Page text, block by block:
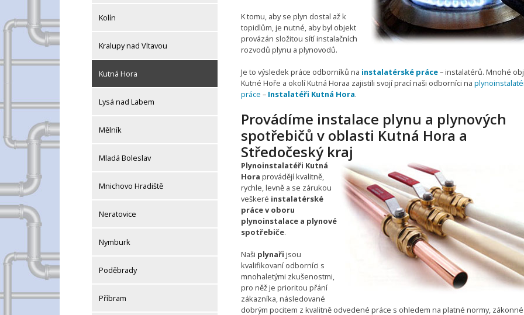
Kolín
Kralupy nad Vltavou
Kutná Hora
Lysá nad Labem
Mělník
Mladá Boleslav
Mnichovo Hradiště
Neratovice
Nymburk
Poděbrady
Příbram
K tomu, aby se plyn dostal až k
topidlům, je nutné, aby byl objekt
provázán složitou sítí instalačních
rozvodů plynu a plynovodů.
Je to výsledek práce odborníků na instalatérské práce– instalatérů. Mnohé
Kutné Hoře a okolí Kutná Horaa zajistili svojí prací naši odborníci na
práce – Instalatéři Kutná Hora.
Provádíme instalace plynu a plynových
spotřebičů v oblasti Kutná Hora a
Středočeský kraj
Plynoinstalatéři Kutná
Hora provádějí kvalitně,
rychle, levně a se zárukou
veškeré instalatérské
práce v oboru
plynoinstalace a plynové
spotřebiče.
Naši plynaři jsou
kvalifikovaní odborníci s
mnohaletými zkušenostmi,
pro něž je prioritou přání
zákazníka, následované
dobrým pocitem z kvalitně odvedené práce s ohledem na platné normy, zákonné